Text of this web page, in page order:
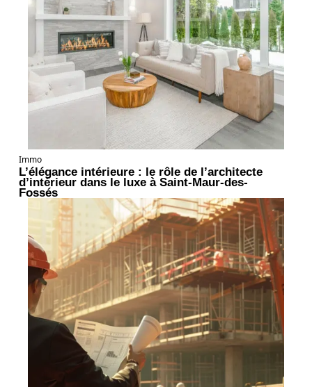
Immo
L’élégance intérieure : le rôle de l’architecte
d’intérieur dans le luxe à Saint-Maur-des-
Fossés